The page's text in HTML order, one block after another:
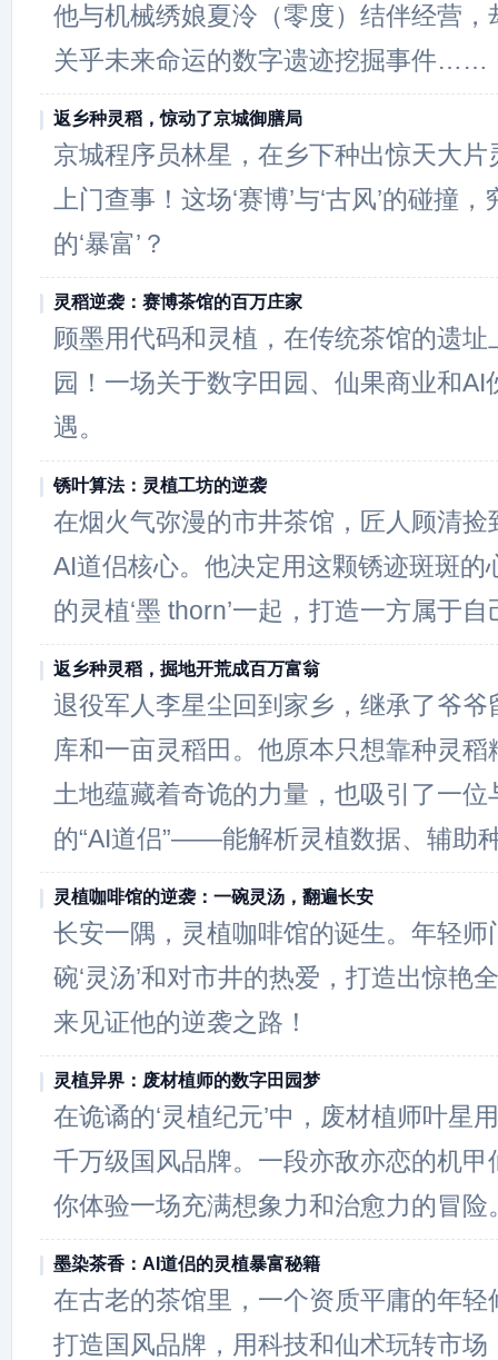
他与机械绣娘夏泠（零度）结伴经营，
关乎未来命运的数字遗迹挖掘事件……
返乡种灵稻，惊动了京城御膳局
京城程序员林星，在乡下种出惊天大
上门查事！这场‘赛博’与‘古风’的碰撞
的‘暴富’？
灵稻逆袭：赛博茶馆的百万庄家
顾墨用代码和灵植，在传统茶馆的遗址
园！一场关于数字田园、仙果商业和AI
遇。
锈叶算法：灵植工坊的逆袭
在烟火气弥漫的市井茶馆，匠人顾清捡
AI道侣核心。他决定用这颗锈迹斑斑的
的灵植‘墨 thorn’一起，打造一方属于
返乡种灵稻，掘地开荒成百万富翁
退役军人李星尘回到家乡，继承了爷爷
库和一亩灵稻田。他原本只想靠种灵
土地蕴藏着奇诡的力量，也吸引了一位
的“AI道侣”——能解析灵植数据、辅助
灵植咖啡馆的逆袭：一碗灵汤，翻遍长安
长安一隅，灵植咖啡馆的诞生。年轻师
碗‘灵汤’和对市井的热爱，打造出惊艳
来见证他的逆袭之路！
灵植异界：废材植师的数字田园梦
在诡谲的‘灵植纪元’中，废材植师叶星
千万级国风品牌。一段亦敌亦恋的机甲
你体验一场充满想象力和治愈力的冒险
墨染茶香：AI道侣的灵植暴富秘籍
在古老的茶馆里，一个资质平庸的年轻
打造国风品牌，用科技和仙术玩转市场